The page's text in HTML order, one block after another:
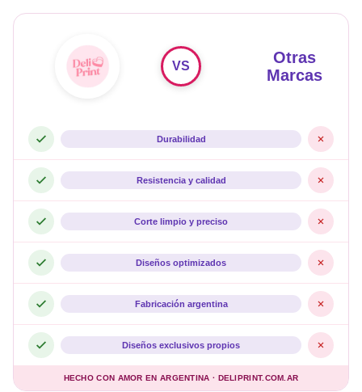
Otras
Marcas
VS
Durabilidad
Resistencia y calidad
Corte limpio y preciso
Diseños optimizados
Fabricación argentina
Diseños exclusivos propios
HECHO CON AMOR EN ARGENTINA · DELIPRINT.COM.AR